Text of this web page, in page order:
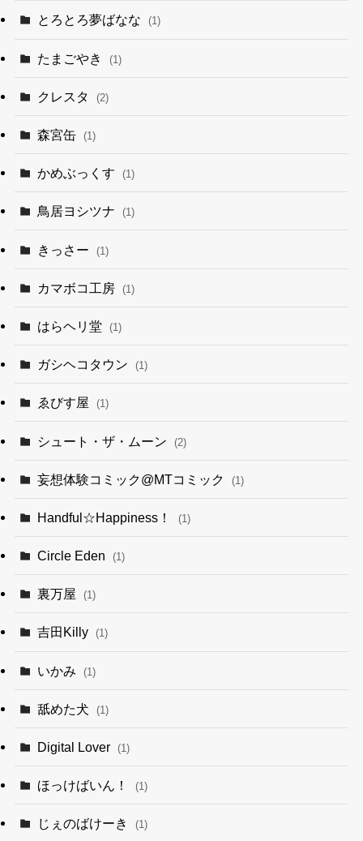
とろとろ夢ばなな (1)
たまごやき (1)
クレスタ (2)
森宮缶 (1)
かめぶっくす (1)
鳥居ヨシツナ (1)
きっさー (1)
カマボコ工房 (1)
はらヘリ堂 (1)
ガシヘコタウン (1)
ゑびす屋 (1)
シュート・ザ・ムーン (2)
妄想体験コミック@MTコミック (1)
Handful☆Happiness！ (1)
Circle Eden (1)
裏万屋 (1)
吉田Killy (1)
いかみ (1)
舐めた犬 (1)
Digital Lover (1)
ほっけばいん！ (1)
じぇのばけーき (1)